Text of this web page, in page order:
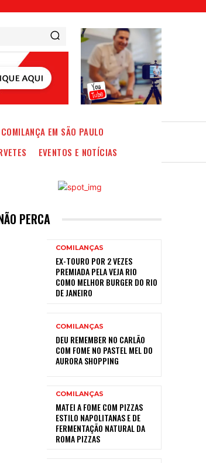
EM SÃO PAULO
EVENTOS E NOTÍCIAS
PERCA
COMILANÇAS
EX-TOURO POR 2 VEZES
PREMIADA PELA VEJA RIO
COMO MELHOR BURGER DO RIO
DE JANEIRO
COMILANÇAS
DEU REMEMBER NO CARLÃO
COM FOME NO PASTEL MEL DO
AURORA SHOPPING
COMILANÇAS
MATEI A FOME COM PIZZAS
ESTILO NAPOLITANAS E DE
FERMENTAÇÃO NATURAL DA
ROMA PIZZAS